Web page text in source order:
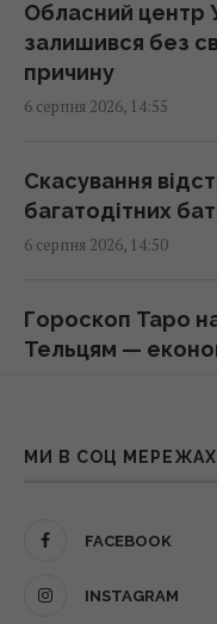
15:30 четвер, 06 серпня
Ремонт замість
відновлення
Росія терміново
"Іскандерам":
Apple готує
термін для
Обласний центр
залишився без
причину
6 серпня 2026, 14:55
Скасування
багатодітних
6 серпня 2026, 14:50
Гороскоп Таро
Тельцям —
6 серпня 2026, 14:05
МИ В СОЦ МЕРЕЖАХ
FACEBOOK
INSTAGRAM